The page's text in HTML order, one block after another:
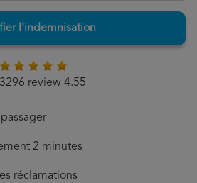
l'indemnisation
3296 review 4.55
2 minutes
réclamations